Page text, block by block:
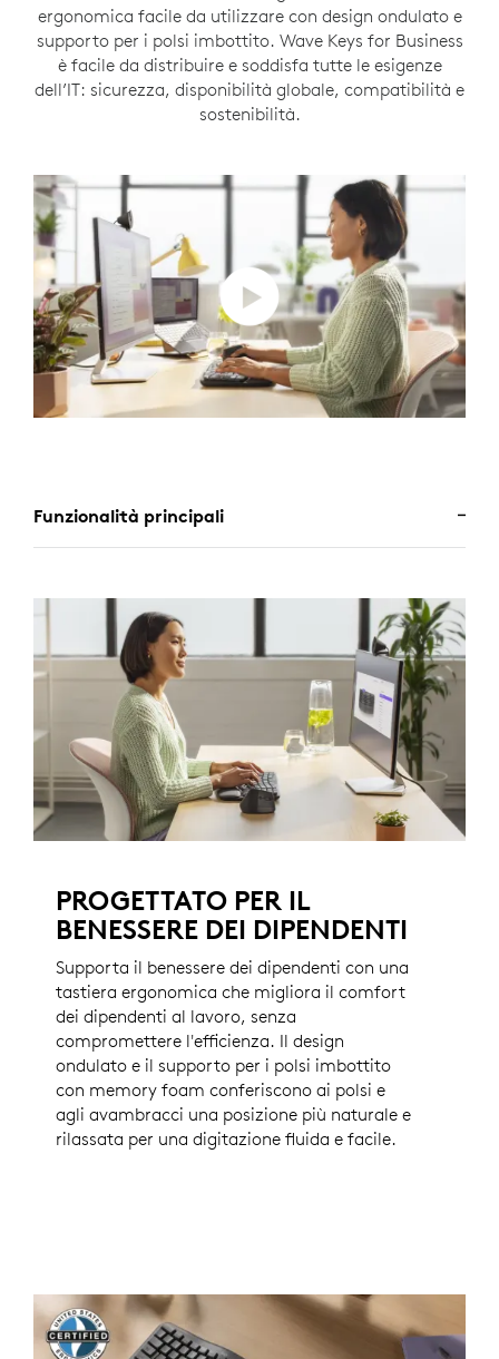
ergonomica facile da utilizzare con design ondulato e
supporto per i polsi imbottito. Wave Keys for Business
è facile da distribuire e soddisfa tutte le esigenze
dell’IT: sicurezza, disponibilità globale, compatibilità e
sostenibilità.
Funzionalità principali
PROGETTATO PER IL
BENESSERE DEI DIPENDENTI
Supporta il benessere dei dipendenti con una
tastiera ergonomica che migliora il comfort
dei dipendenti al lavoro, senza
compromettere l'efficienza. Il design
ondulato e il supporto per i polsi imbottito
con memory foam conferiscono ai polsi e
agli avambracci una posizione più naturale e
rilassata per una digitazione fluida e facile.